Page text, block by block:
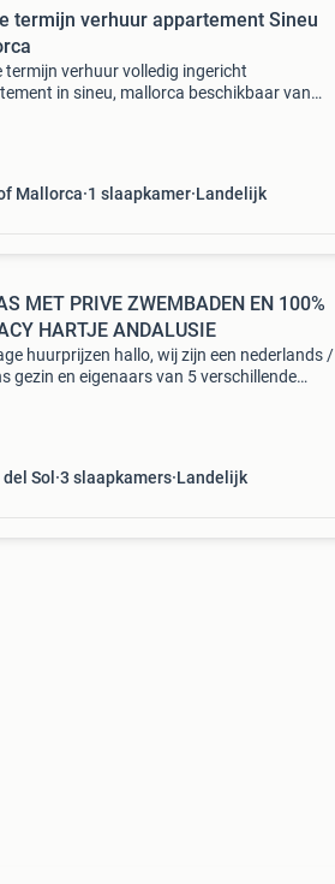
termijn verhuur appartement Sineu
termijn verhuur volledig ingericht
in sineu, mallorca beschikbaar van
Mallorca 1 slaapkamer Landelijk
MET PRIVE ZWEMBADEN EN 100%
HARTJE ANDALUSIE
huurprijzen hallo, wij zijn een nederlands /
gezin en eigenaars van 5 verschillende
Sol 3 slaapkamers Landelijk